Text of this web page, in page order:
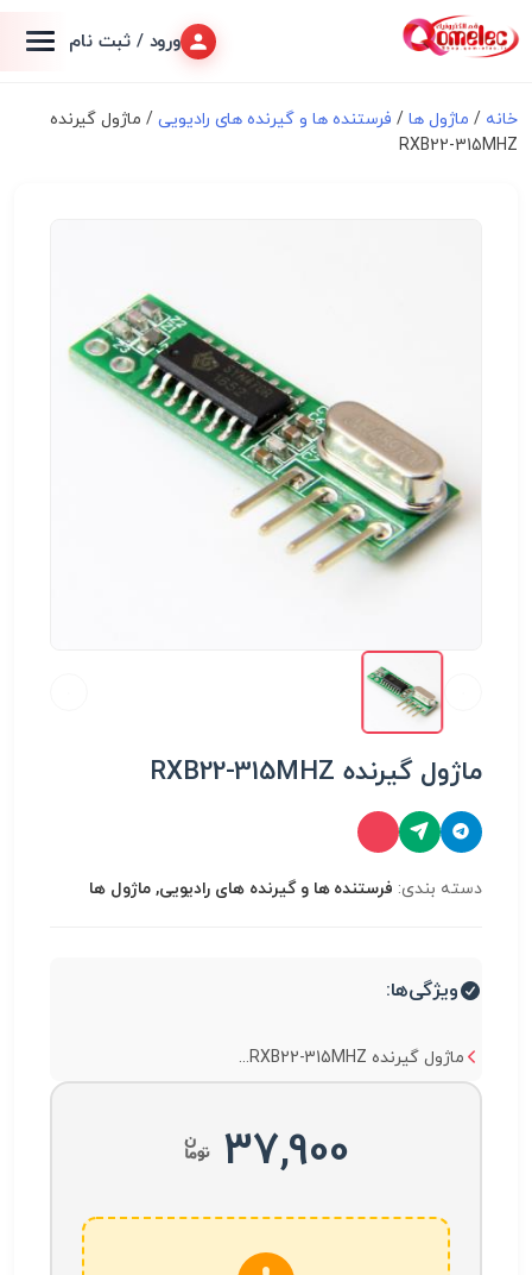
ورود / ثبت نام
خانه / ماژول ها/ فرستنده ها و گیرنده های رادیویی / ماژول گیرنده
RXB22-315MHZ
ماژول گیرنده RXB22-315MHZ
دسته بندی: فرستنده ها و گیرنده های رادیویی, ماژول ها
ویژگی‌ها:
ماژول گیرنده RXB22-315MHZ...
37,900